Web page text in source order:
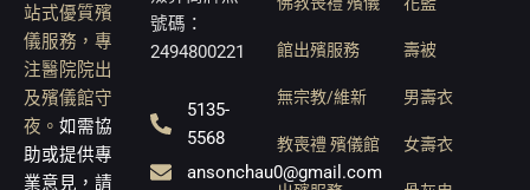
站式優質殯
儀服務，專
注醫院院出
及殯儀館守
夜。 如需協
助或提供專
業意見，請
號碼：
2494800221
5135-
5568
ansonchau0@gmail.com
館出殯服務
無宗教/維新
教喪禮 殯儀館
壽被
男壽衣
女壽衣